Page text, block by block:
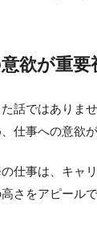
欲が重要
話ではありま
仕事への意欲
仕事は、キャ
さをアピール